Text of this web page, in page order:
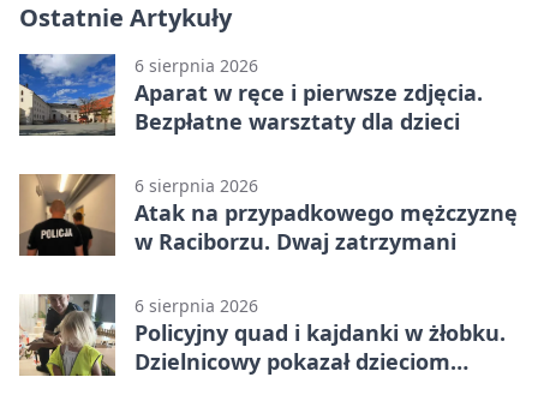
Ostatnie Artykuły
6 sierpnia 2026
Aparat w ręce i pierwsze zdjęcia.
Bezpłatne warsztaty dla dzieci
6 sierpnia 2026
Atak na przypadkowego mężczyznę
w Raciborzu. Dwaj zatrzymani
6 sierpnia 2026
Policyjny quad i kajdanki w żłobku.
Dzielnicowy pokazał dzieciom